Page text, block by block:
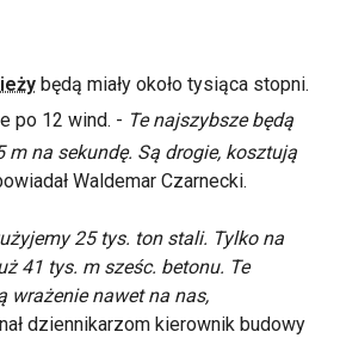
będą miały około tysiąca stopni.
po 12 wind. - Te najszybsze będą
m na sekundę. Są drogie, kosztują
Waldemar Czarnecki.
25 tys. ton stali. Tylko na
41 tys. m sześc. betonu. Te
wrażenie nawet na nas,
dziennikarzom kierownik budowy